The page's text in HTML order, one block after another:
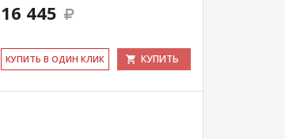
16 445
КУ­ПИТЬ В ОДИН КЛИК КУПИТЬ